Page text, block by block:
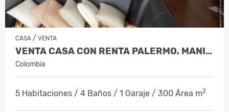
CASA / VENTA
VENTA CASA CON RENTA PALERMO, MANIZA…
Colombia
5 Habitaciones / 4 Baños / 1 Garaje / 300 Área m2